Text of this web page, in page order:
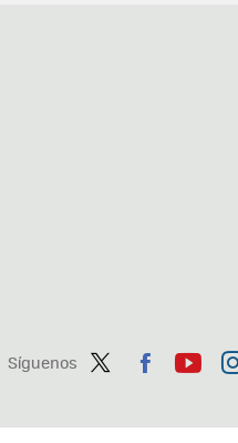
Síguenos
ter
ebo tub